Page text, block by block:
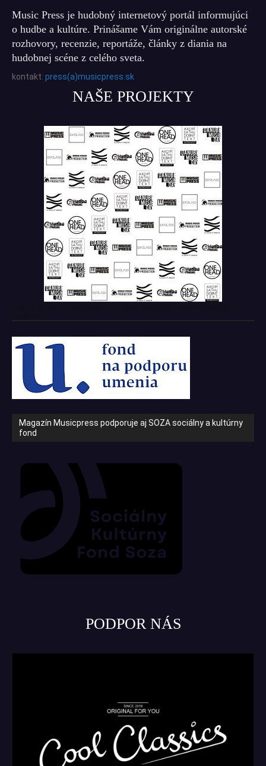
Music Press je hudobný internetový portál informujúci
o hudbe a kultúre. Prinášame Vám originálne autorské
rozhovory, recenzie, reportáže, články z diania na
hudobnej scéne z celého sveta.
kontakt: press(a)musicpress.sk
NAŠE PROJEKTY
Magazín Musicpress podporuje aj SOZA sociálny a kultúrny
fond
PODPOR NÁS